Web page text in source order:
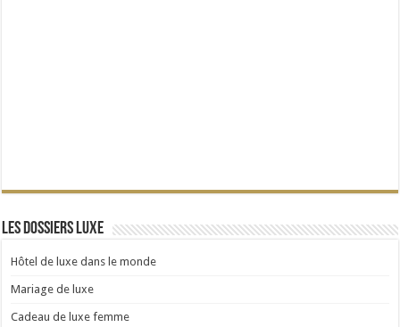
Les dossiers Luxe
Hôtel de luxe dans le monde
Mariage de luxe
Cadeau de luxe femme